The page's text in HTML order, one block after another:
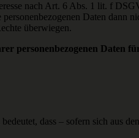
nach Art. 6 Abs. 1 lit. f
Daten dann
überwiegen.
personenbezogenen Daten
dass – sofern sich aus